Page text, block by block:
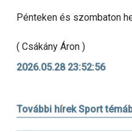
Pénteken és szombaton
( Csákány Áron )
2026.05.28 23:52:56
További hírek Sport